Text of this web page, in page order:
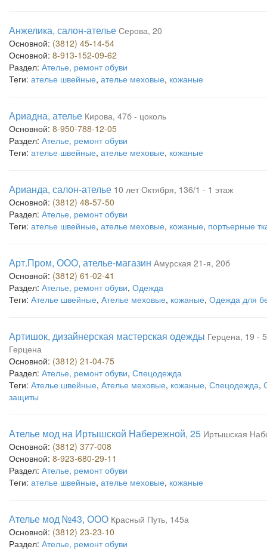
Анжелика, салон-ателье Серова, 20
Основной: (3812) 45-14-54
Основной: 8-913-152-09-62
Раздел: Ателье, ремонт обуви
Теги: ателье швейные, ателье меховые, кожаные
Ариадна, ателье Кирова, 47б - цоколь
Основной: 8-950-788-12-05
Раздел: Ателье, ремонт обуви
Теги: ателье швейные, ателье меховые, кожаные
Арианда, салон-ателье 10 лет Октября, 136/1 - 1 этаж
Основной: (3812) 48-57-50
Раздел: Ателье, ремонт обуви
Теги: ателье швейные, ателье меховые, кожаные, портьерные
Арт.Пром, ООО, ателье-магазин Амурская 21-я, 20б
Основной: (3812) 61-02-41
Раздел: Ателье, ремонт обуви, Одежда
Теги: Ателье швейные, Ателье меховые, кожаные, Одежда для
Артишок, дизайнерская мастерская одежды Герцена, 19 -
Герцена
Основной: (3812) 21-04-75
Раздел: Ателье, ремонт обуви, Спецодежда
Теги: Ателье швейные, Ателье меховые, кожаные, Спецодежда,
защиты
Ателье мод на Иртышской Набережной, 25 Иртышская
Основной: (3812) 377-008
Основной: 8-923-680-29-11
Раздел: Ателье, ремонт обуви
Теги: ателье швейные, ателье меховые, кожаные
Ателье мод №43, ООО Красный Путь, 145а
Основной: (3812) 23-23-10
Раздел: Ателье, ремонт обуви